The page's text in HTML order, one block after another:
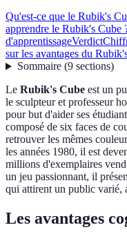
Qu'est-ce que le Rubik's
apprendre le Rubik's Cube
d'apprentissageVerdict
sur les avantages du
Sommaire(9 sections)
Le Rubik's Cube est un
le sculpteur et professeur
pour but d'aider ses
composé de six faces de
retrouver les mêmes
les années 1980, il est
millions d'exemplaires
un jeu passionnant, il
qui attirent un public varié,
Les avantages